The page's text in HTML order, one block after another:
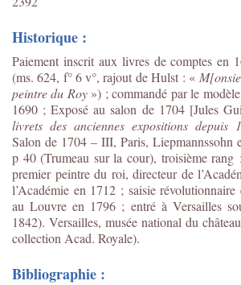
Historique :
Paiement inscrit aux livres de comptes en
(ms. 624, f° 6 v°, rajout de Hulst : «
peintre du Roy») ; commandé par le
1690 ; Exposé au salon de 1704 [Jules
livrets des anciennes expositions depuis
Salon de 1704 – III, Paris, Liepmannssohn
p 40 (Trumeau sur la cour), troisième
premier peintre du roi, directeur de
l’Académie en 1712 ; saisie
au Louvre en 1796 ; entré à Versailles
1842). Versailles, musée national du
collection Acad. Royale).
Bibliographie :